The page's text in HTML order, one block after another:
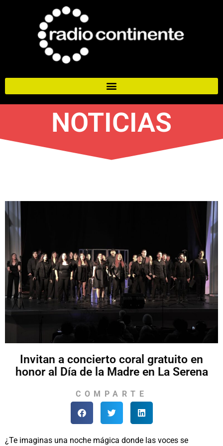
NOTICIAS
Invitan a concierto coral gratuito en
honor al Día de la Madre en La Serena
COMPARTE
¿Te imaginas una noche mágica donde las voces se